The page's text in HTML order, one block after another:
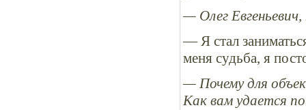
— Олег Евгеньевич,
— Я стал
меня судьба, я
— Почему для
Как вам удается